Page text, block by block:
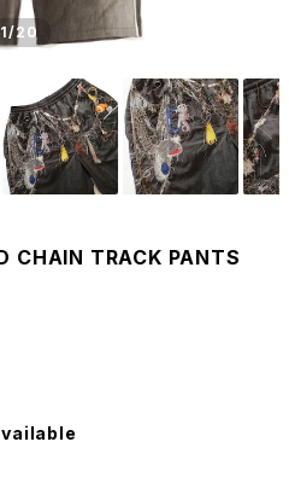
1/20
CHAIN TRACK PANTS